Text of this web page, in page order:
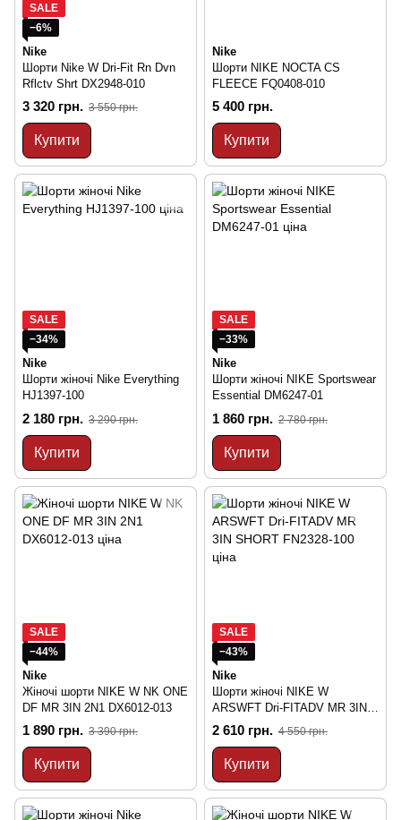
SALE
−6%
Nike
Шорти Nike W Dri-Fit Rn Dvn
Rflctv Shrt DX2948-010
3 320 грн. 3 550 грн.
Купити
Nike
Шорти NIKE NOCTA CS
FLEECE FQ0408-010
5 400 грн.
Купити
SALE
−34%
Nike
Шорти жіночі Nike Everything
HJ1397-100
2 180 грн. 3 290 грн.
Купити
SALE
−33%
Nike
Шорти жіночі NIKE Sportswear
Essential DM6247-01
1 860 грн. 2 780 грн.
Купити
SALE
−44%
Nike
Жіночі шорти NIKE W NK ONE
DF MR 3IN 2N1 DX6012-013
1 890 грн. 3 390 грн.
Купити
SALE
−43%
Nike
Шорти жіночі NIKE W
ARSWFT Dri-FITADV MR 3IN
SHORT FN2328-100
2 610 грн. 4 550 грн.
Купити